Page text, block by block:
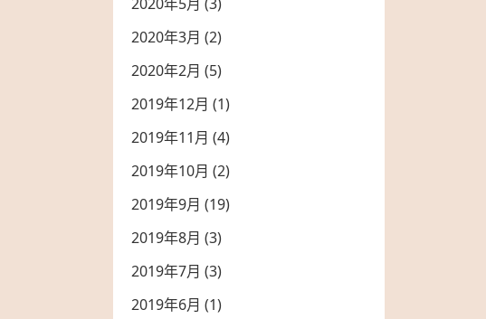
2020年3月 (2)
2020年2月 (5)
2019年12月 (1)
2019年11月 (4)
2019年10月 (2)
2019年9月 (19)
2019年8月 (3)
2019年7月 (3)
2019年6月 (1)